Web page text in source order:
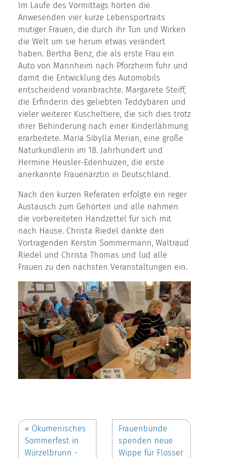
Im Laufe des Vormittags hörten die
Anwesenden vier kurze Lebensportraits
mutiger Frauen, die durch ihr Tun und Wirken
die Welt um sie herum etwas verändert
haben. Bertha Benz, die als erste Frau ein
Auto von Mannheim nach Pforzheim fuhr und
damit die Entwicklung des Automobils
entscheidend voranbrachte. Margarete Steiff,
die Erfinderin des geliebten Teddybären und
vieler weiterer Kuscheltiere, die sich dies trotz
ihrer Behinderung nach einer Kinderlähmung
erarbeitete. Maria Sibylla Merian, eine große
Naturkundlerin im 18. Jahrhundert und
Hermine Heusler-Edenhuizen, die erste
anerkannte Frauenärztin in Deutschland.
Nach den kurzen Referaten erfolgte ein reger
Austausch zum Gehörten und alle nahmen
die vorbereiteten Handzettel für sich mit
nach Hause. Christa Riedel dankte den
Vortragenden Kerstin Sommermann, Waltraud
Riedel und Christa Thomas und lud alle
Frauen zu den nächsten Veranstaltungen ein.
« Ökumenisches
Sommerfest in
Würzelbrunn -
Frauenbünde
spenden neue
Wippe für Flosser